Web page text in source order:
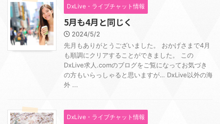
DxLive・ライブチャット情報
5月も4月と同じく
2024/5/2
先月もありがとうございました。 おかげさまで4月
も順調にクリアすることができました。 この
DxLive求人.comのブログをご覧になってお気づき
の方もいらっしゃると思いますが… DxLive以外の海
外 ...
DxLive・ライブチャット情報